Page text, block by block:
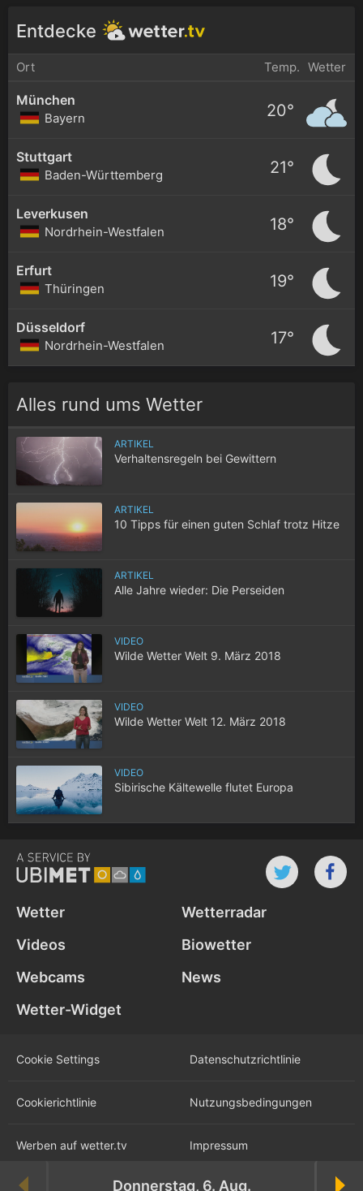
Donnerstag, 6. Aug.
Entdecke
Ort Temp. Wetter
München
Bayern 20°
Stuttgart
Baden-Württemberg 21°
Leverkusen
Nordrhein-Westfalen 18°
Erfurt
Thüringen 19°
Düsseldorf
Nordrhein-Westfalen 17°
Alles rund ums Wetter
ARTIKEL
Verhaltensregeln bei Gewittern
ARTIKEL
10 Tipps für einen guten Schlaf trotz Hitze
ARTIKEL
Alle Jahre wieder: Die Perseiden
VIDEO
Wilde Wetter Welt 9. März 2018
VIDEO
Wilde Wetter Welt 12. März 2018
VIDEO
Sibirische Kältewelle flutet Europa
Wetter
Wetterradar
Videos
Biowetter
Webcams
News
Wetter-Widget
Cookie Settings Datenschutz­richtlinie
Cookie­richtlinie Nutzungs­bedingungen
Werben auf wetter.tv Impressum